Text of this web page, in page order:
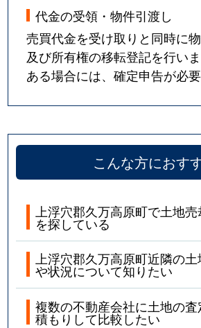
代金の受領・物件引渡し
売買代金を受け取りと同時に
及び所有権の移転登記を行い
ある場合には、確定申告が必要
こんな方におす
上浮穴郡久万高原町で土地
を探している
上浮穴郡久万高原町近隣の
や状況について知りたい
複数の不動産会社に土地の
積もりして比較したい